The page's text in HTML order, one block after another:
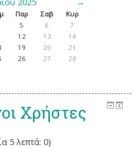
Παρ Σαβ
Κυρ
5 6
7
12 13
14
19 20
21
26 27
28
Χρήστες
5 λεπτά: 0)